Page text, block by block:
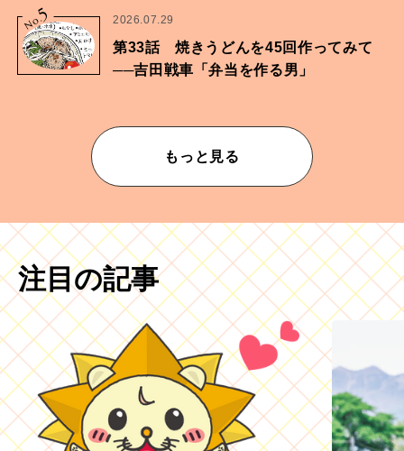
No.5 2026.07.29
第33話 焼きうどんを45回作ってみて
──吉田戦車「弁当を作る男」
もっと見る
注目の記事